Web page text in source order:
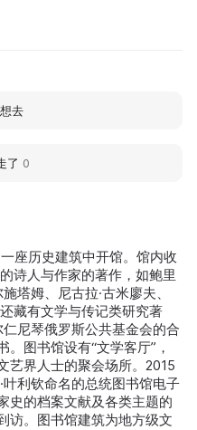
座历史建筑中开馆。馆内收
诗人与作家的著作，如鲍里
塔姆、尼古拉·古米廖夫、
藏有文学与传记类研究著
尼琴俄罗斯公共基金会的合
图书馆设有“文学客厅”，
艺界人士的聚会场所。2015
叶利钦命名的总统图书馆电子
史的档案文献及各类主题的
访。图书馆建筑为地方级文
去
了 0